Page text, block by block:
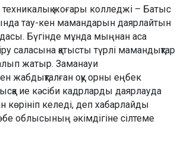
жоғары колледжі – Батыс
тау-кен мамандарын даярлайтын
Бүгінде мұнда мыңнан аса
саласына қатысты түрлі мамандықтар
жатыр. Заманауи
жабдықталған оқу орны еңбек
ие кәсіби кадрларды даярлауда
көрініп келеді, деп хабарлайды
облысының әкімдігіне сілтеме